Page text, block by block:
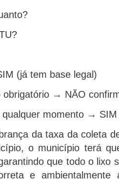
(já tem base legal)
obrigatório → NÃO
momento → SIM
da taxa da coleta
o município terá
que todo o lixo
e ambientalmente